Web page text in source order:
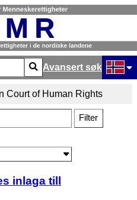
for results.
Avansert søk
Velg
Court of Human Rights
Filter
inlaga till